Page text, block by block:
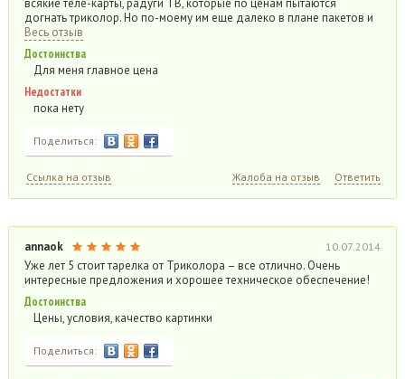
всякие теле-карты, радуги ТВ, которые по ценам пытаются
догнать триколор. Но по-моему им еще далеко в плане пакетов и
Весь отзыв
Достоинства
Для меня главное цена
Недостатки
пока нету
Поделиться:
Ссылка на отзыв Жалоба на отзыв Ответить
annaok 10.07.2014
Уже лет 5 стоит тарелка от Триколора – все отлично. Очень
интересные предложения и хорошее техническое обеспечение!
Достоинства
Цены, условия, качество картинки
Поделиться: